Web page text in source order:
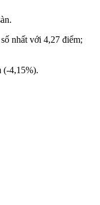
nhất với 4,27 điểm;
(-4,15%).